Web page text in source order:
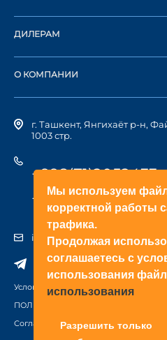
Мы используем
корректной работы
трафика.
Продолжая
соглашаетесь с
использования
использования
Разрешить только
Оформить заказ
Каталог
ДИЛЕРАМ
Стать дилером
О КОМПАНИИ
История компании
г. Ташкент, Янгихаёт р-н,
1003 стр.
+998(71)2052433
+998(71)2052422
info@doorhan.uz
Условия использования сайта
ПОЛИТИКА КОНФИДЕНЦИАЛЬНОСТИ
Соглашение на обработку